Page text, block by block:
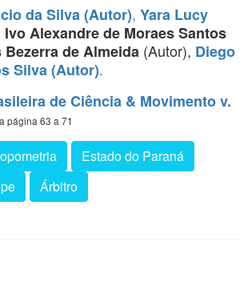
da Silva (Autor), Yara Lucy
Ivo Alexandre de Moraes Santos
Bezerra de Almeida (Autor), Diego
Silva (Autor).
de Ciência & Movimento v.
página 63 a 71
Estado do Paraná
Árbitro